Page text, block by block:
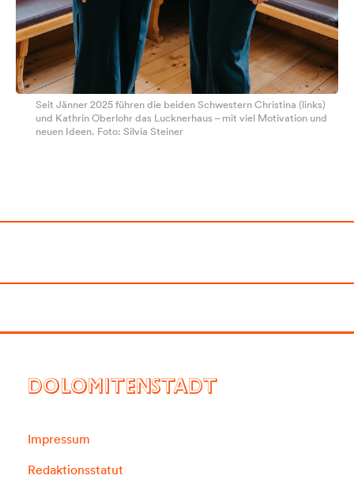
Seit Jänner 2025 führen die beiden Schwestern Christina (links)
und Kathrin Oberlohr das Lucknerhaus – mit viel Motivation und
neuen Ideen. Foto: Silvia Steiner
DOLOMITENSTADT
Impressum
Redaktionsstatut